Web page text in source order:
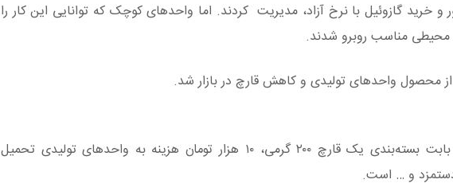
خرید گازوئیل با نرخ آزاد، مدیریت کردند. اما واحدهای کوچک که توانایی این کار را
محیطی مناسب روبرو شدند.
محصول واحدهای تولیدی و کاهش قارچ در بازار شد.
باغبانی درباره هزینه‌های بسته‌بندی تشریح کرد: بابت بسته‌بندی یک قارچ ۲۰۰ گرمی، ۱۰ هزار تومان هزینه به واحدهای تولیدی تحمیل‌
و … است.